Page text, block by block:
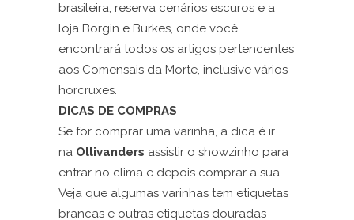
brasileira, reserva cenários escuros e a
loja Borgin e Burkes, onde você
encontrará todos os artigos pertencentes
aos Comensais da Morte, inclusive vários
horcruxes.
DICAS DE COMPRAS
Se for comprar uma varinha, a dica é ir
na Ollivanders assistir o showzinho para
entrar no clima e depois comprar a sua.
Veja que algumas varinhas tem etiquetas
brancas e outras etiquetas douradas